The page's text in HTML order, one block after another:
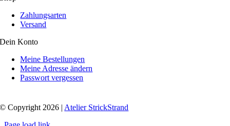
Zahlungsarten
Versand
Dein Konto
Meine Bestellungen
Meine Adresse ändern
Passwort vergessen
© Copyright 2026 |Atelier StrickStrand